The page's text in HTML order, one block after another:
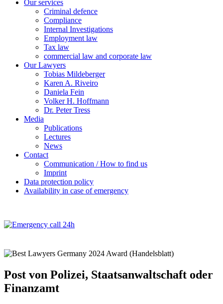
Our services
Criminal defence
Compliance
Internal Investigations
Employment law
Tax law
commercial law and corporate law
Our Lawyers
Tobias Mildeberger
Karen A. Riveiro
Daniela Fein
Volker H. Hoffmann
Dr. Peter Tress
Media
Publications
Lectures
News
Contact
Communication / How to find us
Imprint
Data protection policy
Availability in case of emergency
Post von Polizei, Staatsanwaltschaft oder
Finanzamt